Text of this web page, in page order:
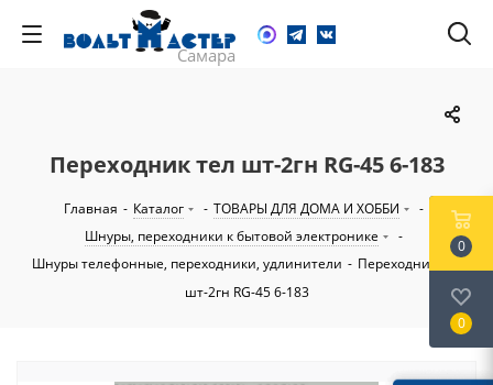
Переходник тел шт-2гн RG-45 6-183
Главная - Каталог - ТОВАРЫ ДЛЯ ДОМА И ХОББИ
-
Шнуры, переходники к бытовой электронике
-
Шнуры телефонные, переходники, удлинители - Переходник тел
шт-2гн RG-45 6-183
0
0